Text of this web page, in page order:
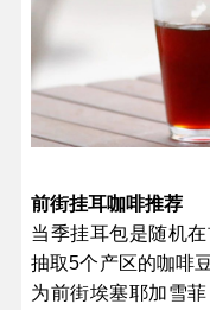
前街挂耳咖啡推荐
当季挂耳包是随机
抽取5个产区的咖啡
为前街埃塞耶加雪